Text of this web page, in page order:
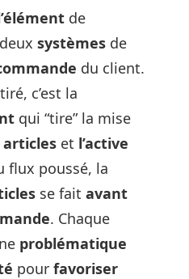
de
systèmes de
du client.
c’est la
qui “tire” la mise
articles et l’active
flux poussé, la
se fait avant
. Chaque
problématique
pour favoriser